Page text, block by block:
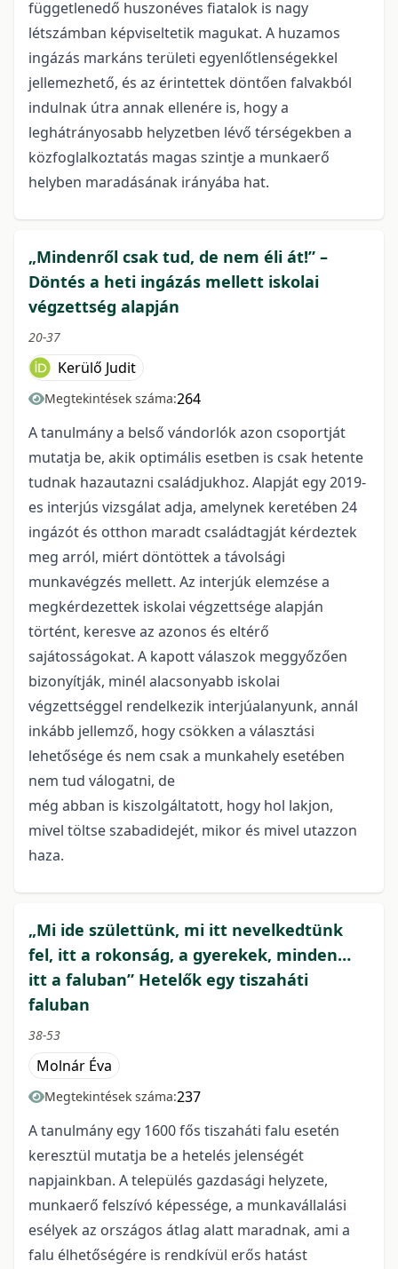
függetlenedő huszonéves fiatalok is nagy
létszámban képviseltetik magukat. A huzamos
ingázás markáns területi egyenlőtlenségekkel
jellemezhető, és az érintettek döntően falvakból
indulnak útra annak ellenére is, hogy a
leghátrányosabb helyzetben lévő térségekben a
közfoglalkoztatás magas szintje a munkaerő
helyben maradásának irányába hat.
„Mindenről csak tud, de nem éli át!” –
Döntés a heti ingázás mellett iskolai
végzettség alapján
20-37
Kerülő Judit
Megtekintések száma:264
A tanulmány a belső vándorlók azon csoportját
mutatja be, akik optimális esetben is csak hetente
tudnak hazautazni családjukhoz. Alapját egy 2019-
es interjús vizsgálat adja, amelynek keretében 24
ingázót és otthon maradt családtagját kérdeztek
meg arról, miért döntöttek a távolsági
munkavégzés mellett. Az interjúk elemzése a
megkérdezettek iskolai végzettsége alapján
történt, keresve az azonos és eltérő
sajátosságokat. A kapott válaszok meggyőzően
bizonyítják, minél alacsonyabb iskolai
végzettséggel rendelkezik interjúalanyunk, annál
inkább jellemző, hogy csökken a választási
lehetősége és nem csak a munkahely esetében
nem tud válogatni, de
még abban is kiszolgáltatott, hogy hol lakjon,
mivel töltse szabadidejét, mikor és mivel utazzon
haza.
„Mi ide születtünk, mi itt nevelkedtünk
fel, itt a rokonság, a gyerekek, minden…
itt a faluban” Hetelők egy tiszaháti
faluban
38-53
Molnár Éva
Megtekintések száma:237
A tanulmány egy 1600 fős tiszaháti falu esetén
keresztül mutatja be a hetelés jelenségét
napjainkban. A település gazdasági helyzete,
munkaerő felszívó képessége, a munkavállalási
esélyek az országos átlag alatt maradnak, ami a
falu élhetőségére is rendkívül erős hatást